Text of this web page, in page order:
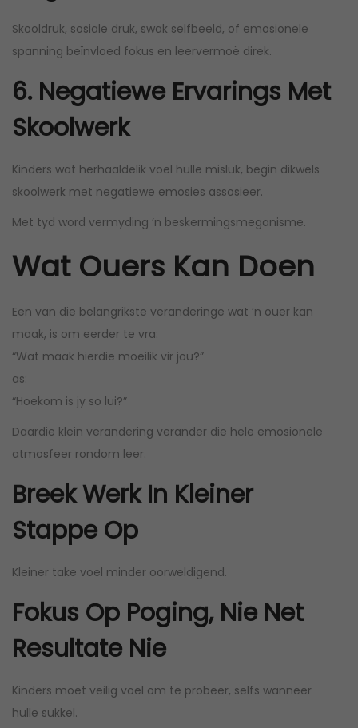
Skooldruk, sosiale druk, swak selfbeeld, of emosionele
spanning beïnvloed fokus en leervermoë direk.
6. Negatiewe Ervarings Met
Skoolwerk
Kinders wat herhaaldelik voel hulle misluk, begin dikwels
skoolwerk met negatiewe emosies assosieer.
Met tyd word vermyding ’n beskermingsmeganisme.
Wat Ouers Kan Doen
Een van die belangrikste veranderinge wat ’n ouer kan
maak, is om eerder te vra:
“Wat maak hierdie moeilik vir jou?”
as:
“Hoekom is jy so lui?”
Daardie klein verandering verander die hele emosionele
atmosfeer rondom leer.
Breek Werk In Kleiner
Stappe Op
Kleiner take voel minder oorweldigend.
Fokus Op Poging, Nie Net
Resultate Nie
Kinders moet veilig voel om te probeer, selfs wanneer
hulle sukkel.